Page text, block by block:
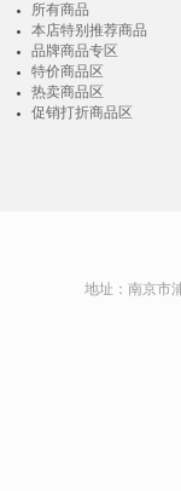
所有商品
本店特别推荐商品
品牌商品专区
特价商品区
热卖商品区
促销打折商品区
地址：南京市